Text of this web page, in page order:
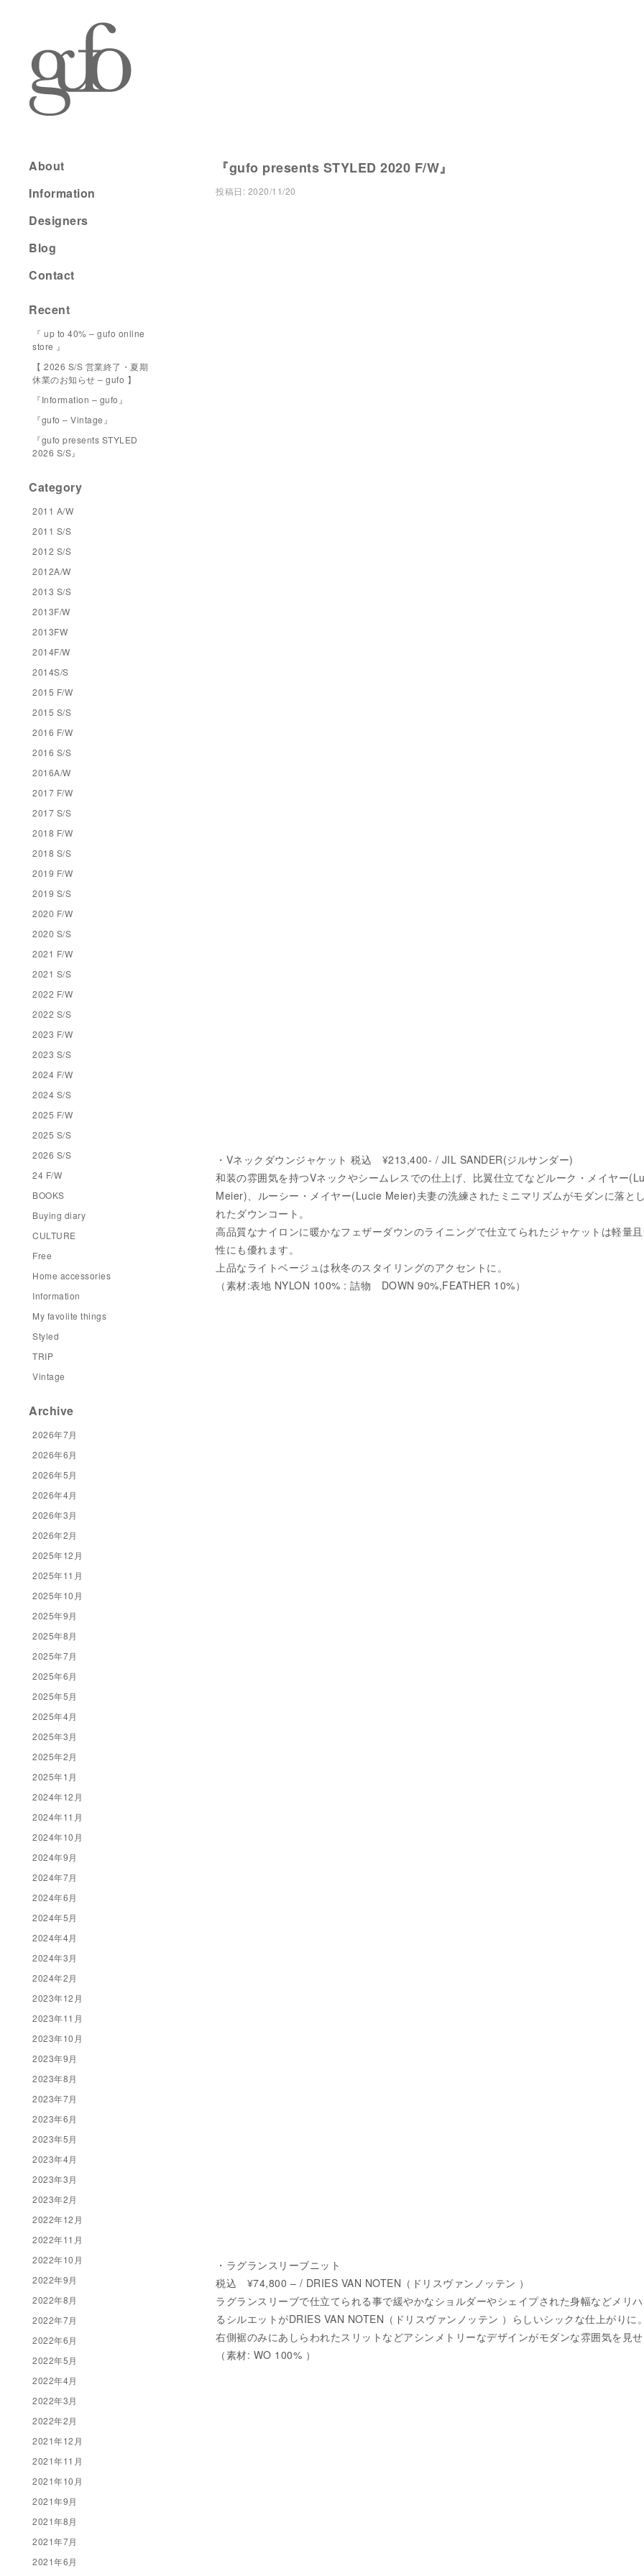
『gufo presents STYLED 2020 F/W』
投稿日: 2020/11/20
・Vネックダウンジャケット 税込 ¥213,400- / JIL SANDER(ジルサンダー)
和装の雰囲気を持つVネックやシームレスでの仕上げ、比翼仕立てなどルーク・メイヤー
Meier)、ルーシー・メイヤー(Lucie Meier)夫妻の洗練されたミニマリズムがモダンに落と
れたダウンコート。
高品質なナイロンに暖かなフェザーダウンのライニングで仕立てられたジャケットは軽量且
性にも優れます。
上品なライトベージュは秋冬のスタイリングのアクセントに。
（素材:表地 NYLON 100% : 詰物 DOWN 90%,FEATHER 10%）
・ラグランスリーブニット
税込 ¥74,800 – / DRIES VAN NOTEN（ドリスヴァンノッテン ）
ラグランスリーブで仕立てられる事で緩やかなショルダーやシェイプされた身幅などメリ
るシルエットがDRIES VAN NOTEN（ドリスヴァンノッテン ）らしいシックな仕上がりに。
右側裾のみにあしらわれたスリットなどアシンメトリーなデザインがモダンな雰囲気を見せ
（素材: WO 100% ）
About
Information
Designers
Blog
Contact
Recent
『 up to 40% – gufo online
store 』
【 2026 S/S 営業終了・夏期
休業のお知らせ – gufo 】
『Information – gufo』
『gufo – Vintage』
『gufo presents STYLED
2026 S/S』
Category
2011 A/W
2011 S/S
2012 S/S
2012A/W
2013 S/S
2013F/W
2013FW
2014F/W
2014S/S
2015 F/W
2015 S/S
2016 F/W
2016 S/S
2016A/W
2017 F/W
2017 S/S
2018 F/W
2018 S/S
2019 F/W
2019 S/S
2020 F/W
2020 S/S
2021 F/W
2021 S/S
2022 F/W
2022 S/S
2023 F/W
2023 S/S
2024 F/W
2024 S/S
2025 F/W
2025 S/S
2026 S/S
24 F/W
BOOKS
Buying diary
CULTURE
Free
Home accessories
Information
My favolite things
Styled
TRIP
Vintage
Archive
2026年7月
2026年6月
2026年5月
2026年4月
2026年3月
2026年2月
2025年12月
2025年11月
2025年10月
2025年9月
2025年8月
2025年7月
2025年6月
2025年5月
2025年4月
2025年3月
2025年2月
2025年1月
2024年12月
2024年11月
2024年10月
2024年9月
2024年7月
2024年6月
2024年5月
2024年4月
2024年3月
2024年2月
2023年12月
2023年11月
2023年10月
2023年9月
2023年8月
2023年7月
2023年6月
2023年5月
2023年4月
2023年3月
2023年2月
2022年12月
2022年11月
2022年10月
2022年9月
2022年8月
2022年7月
2022年6月
2022年5月
2022年4月
2022年3月
2022年2月
2021年12月
2021年11月
2021年10月
2021年9月
2021年8月
2021年7月
2021年6月